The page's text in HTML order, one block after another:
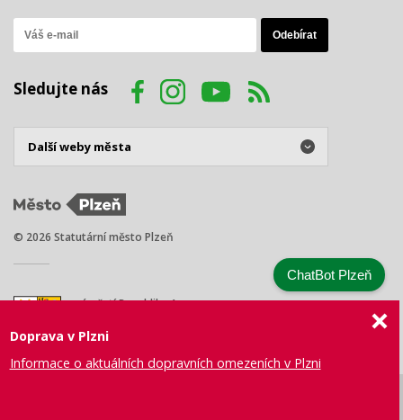
Sledujte nás
© 2026 Statutární město Plzeň
náměstí Republiky 1
Tel.: +420 378 031 111
Doprava v Plzni
Informace o aktuálních dopravních omezeních v Plzni
ChatBot Plzeň